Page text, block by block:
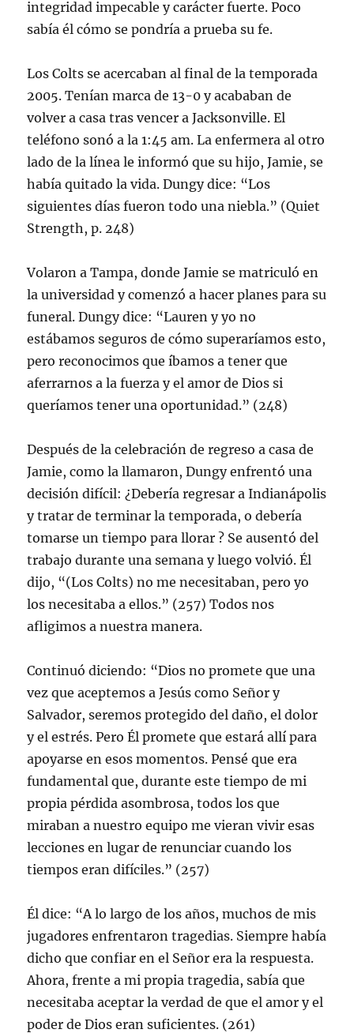
integridad impecable y carácter fuerte. Poco
sabía él cómo se pondría a prueba su fe.
Los Colts se acercaban al final de la temporada
2005. Tenían marca de 13-0 y acababan de
volver a casa tras vencer a Jacksonville. El
teléfono sonó a la 1:45 am. La enfermera al otro
lado de la línea le informó que su hijo, Jamie, se
había quitado la vida. Dungy dice: “Los
siguientes días fueron todo una niebla.” (Quiet
Strength, p. 248)
Volaron a Tampa, donde Jamie se matriculó en
la universidad y comenzó a hacer planes para su
funeral. Dungy dice: “Lauren y yo no
estábamos seguros de cómo superaríamos esto,
pero reconocimos que íbamos a tener que
aferrarnos a la fuerza y el amor de Dios si
queríamos tener una oportunidad.” (248)
Después de la celebración de regreso a casa de
Jamie, como la llamaron, Dungy enfrentó una
decisión difícil: ¿Debería regresar a Indianápolis
y tratar de terminar la temporada, o debería
tomarse un tiempo para llorar ? Se ausentó del
trabajo durante una semana y luego volvió. Él
dijo, “(Los Colts) no me necesitaban, pero yo
los necesitaba a ellos.” (257) Todos nos
afligimos a nuestra manera.
Continuó diciendo: “Dios no promete que una
vez que aceptemos a Jesús como Señor y
Salvador, seremos protegido del daño, el dolor
y el estrés. Pero Él promete que estará allí para
apoyarse en esos momentos. Pensé que era
fundamental que, durante este tiempo de mi
propia pérdida asombrosa, todos los que
miraban a nuestro equipo me vieran vivir esas
lecciones en lugar de renunciar cuando los
tiempos eran difíciles.” (257)
Él dice: “A lo largo de los años, muchos de mis
jugadores enfrentaron tragedias. Siempre había
dicho que confiar en el Señor era la respuesta.
Ahora, frente a mi propia tragedia, sabía que
necesitaba aceptar la verdad de que el amor y el
poder de Dios eran suficientes. (261)